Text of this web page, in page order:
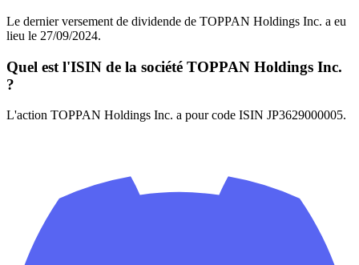
Le dernier versement de dividende de TOPPAN Holdings Inc. a eu
lieu le 27/09/2024.
Quel est l'ISIN de la société TOPPAN Holdings Inc.
?
L'action TOPPAN Holdings Inc. a pour code ISIN JP3629000005.